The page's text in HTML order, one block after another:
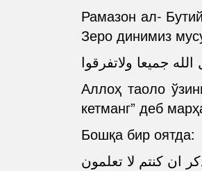
Рамазон ал-
Зеро динимиз
جميعا ولاتفرقوا
Аллоҳ таоло
кетманг” деб
Бошқа бир оятда:
ان كنتم لا تعلمون